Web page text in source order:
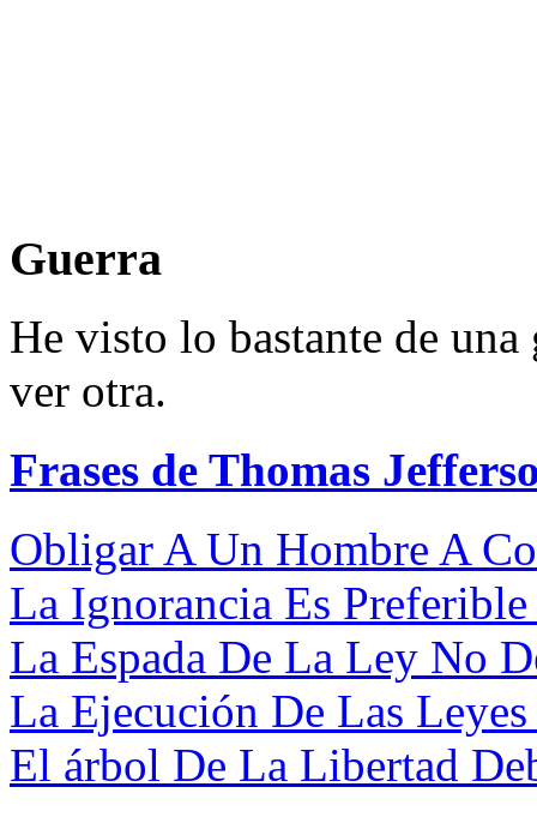
Guerra
He visto lo bastante de
ver otra.
Frases de Thomas
Obligar A Un Hombre A
La Ignorancia Es
La Espada De La Ley No
La Ejecución De Las
El árbol De La Libertad